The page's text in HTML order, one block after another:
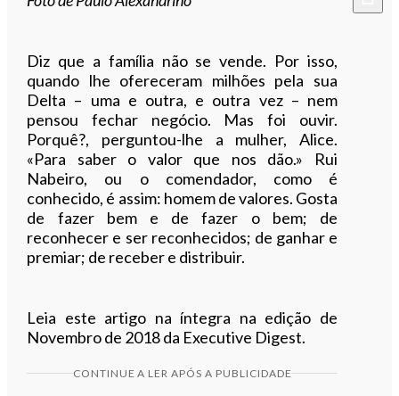
Diz que a família não se vende. Por isso,
quando lhe ofereceram milhões pela sua
Delta – uma e outra, e outra vez – nem
pensou fechar negócio. Mas foi ouvir.
Porquê?, perguntou-lhe a mulher, Alice.
«Para saber o valor que nos dão.» Rui
Nabeiro, ou o comendador, como é
conhecido, é assim: homem de valores. Gosta
de fazer bem e de fazer o bem; de
reconhecer e ser reconhecidos; de ganhar e
premiar; de receber e distribuir.
Leia este artigo na íntegra na edição de
Novembro de 2018 da Executive Digest.
CONTINUE A LER APÓS A PUBLICIDADE